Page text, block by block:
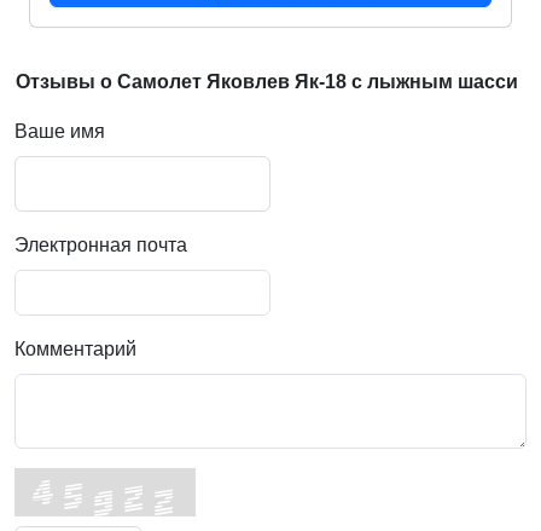
Отзывы о Самолет Яковлев Як-18 с лыжным шасси
Ваше имя
Электронная почта
Комментарий